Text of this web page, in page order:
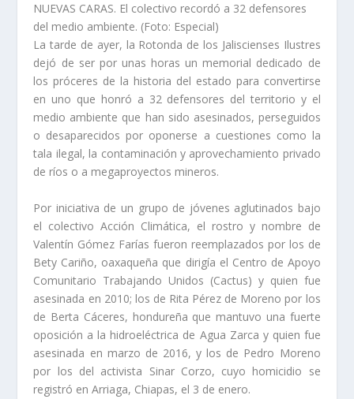
NUEVAS CARAS. El colectivo recordó a 32 defensores
del medio ambiente. (Foto: Especial)
La tarde de ayer, la Rotonda de los Jaliscienses Ilustres
dejó de ser por unas horas un memorial dedicado de
los próceres de la historia del estado para convertirse
en uno que honró a 32 defensores del territorio y el
medio ambiente que han sido asesinados, perseguidos
o desaparecidos por oponerse a cuestiones como la
tala ilegal, la contaminación y aprovechamiento privado
de ríos o a megaproyectos mineros.
Por iniciativa de un grupo de jóvenes aglutinados bajo
el colectivo Acción Climática, el rostro y nombre de
Valentín Gómez Farías fueron reemplazados por los de
Bety Cariño, oaxaqueña que dirigía el Centro de Apoyo
Comunitario Trabajando Unidos (Cactus) y quien fue
asesinada en 2010; los de Rita Pérez de Moreno por los
de Berta Cáceres, hondureña que mantuvo una fuerte
oposición a la hidroeléctrica de Agua Zarca y quien fue
asesinada en marzo de 2016, y los de Pedro Moreno
por los del activista Sinar Corzo, cuyo homicidio se
registró en Arriaga, Chiapas, el 3 de enero.